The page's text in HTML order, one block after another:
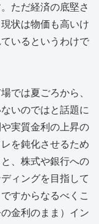
ただ経済の底堅さ
状は物価も高いけ
いるというわけで
では夏ごろから、
いのではと話題に
実質金利の上昇の
を鈍化させるため
、株式や銀行への
ィングを目指して
すからなるべくこ
金利のまま）イン